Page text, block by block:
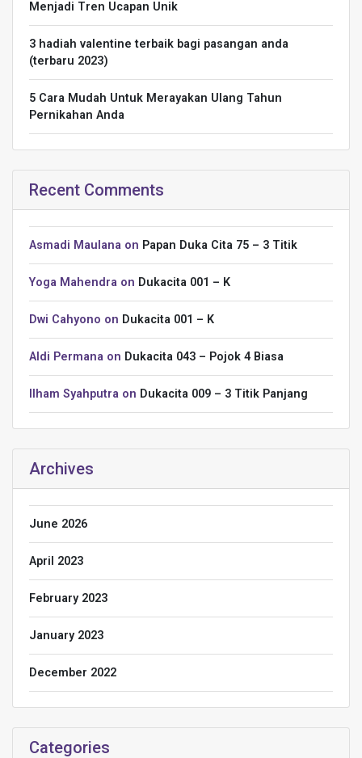
Menjadi Tren Ucapan Unik
3 hadiah valentine terbaik bagi pasangan anda
(terbaru 2023)
5 Cara Mudah Untuk Merayakan Ulang Tahun
Pernikahan Anda
Recent Comments
Asmadi Maulana on Papan Duka Cita 75 – 3 Titik
Yoga Mahendra on Dukacita 001 – K
Dwi Cahyono on Dukacita 001 – K
Aldi Permana on Dukacita 043 – Pojok 4 Biasa
Ilham Syahputra on Dukacita 009 – 3 Titik Panjang
Archives
June 2026
April 2023
February 2023
January 2023
December 2022
Categories